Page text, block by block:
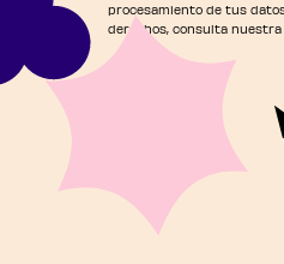
procesamiento de tus
derechos, consulta nuestra